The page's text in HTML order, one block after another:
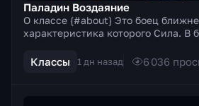
Паладин Воздаяние
О классе {#about} Это боец
характеристика которого Сила. В
этог...
Классы 1 дн назад 6 036